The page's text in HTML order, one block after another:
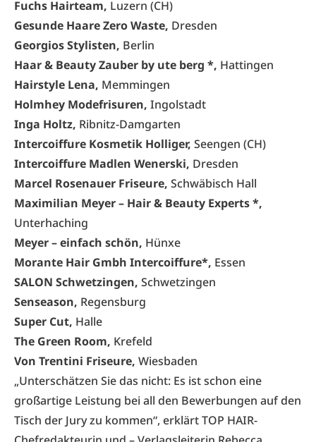
Fuchs Hairteam, Luzern (CH)
Gesunde Haare Zero Waste, Dresden
Georgios Stylisten, Berlin
Haar & Beauty Zauber by ute berg *, Hattingen
Hairstyle Lena, Memmingen
Holmhey Modefrisuren, Ingolstadt
Inga Holtz, Ribnitz-Damgarten
Intercoiffure Kosmetik Holliger, Seengen (CH)
Intercoiffure Madlen Wenerski, Dresden
Marcel Rosenauer Friseure, Schwäbisch Hall
Maximilian Meyer – Hair & Beauty Experts *,
Unterhaching
Meyer – einfach schön, Hünxe
Morante Hair Gmbh Intercoiffure*, Essen
SALON Schwetzingen, Schwetzingen
Senseason, Regensburg
Super Cut, Halle
The Green Room, Krefeld
Von Trentini Friseure, Wiesbaden
„Unterschätzen Sie das nicht: Es ist schon eine
großartige Leistung bei all den Bewerbungen auf den
Tisch der Jury zu kommen“, erklärt TOP HAIR-